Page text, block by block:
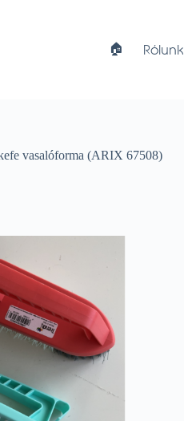
🏠︎ Rólunk
vasalóforma (ARIX 67508)